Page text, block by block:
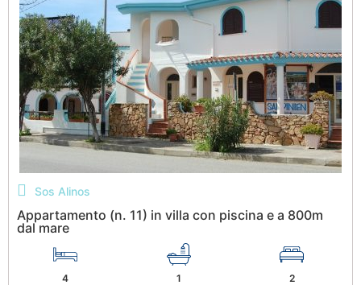
Sos Alinos
Appartamento (n. 11) in villa con piscina e a 800m
dal mare
4 1 2